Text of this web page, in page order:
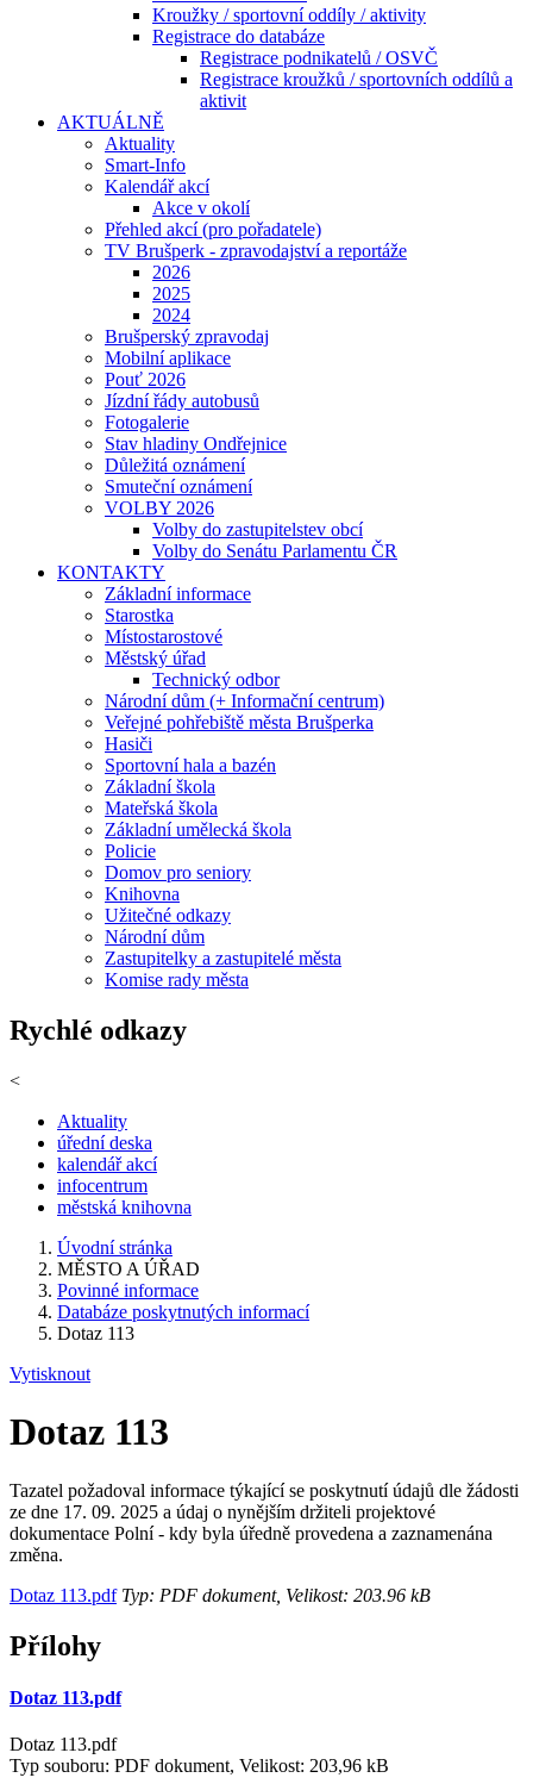
Kroužky / sportovní oddíly / aktivity
Registrace do databáze
Registrace podnikatelů / OSVČ
Registrace kroužků / sportovních oddílů a
aktivit
AKTUÁLNĚ
Aktuality
Smart-Info
Kalendář akcí
Akce v okolí
Přehled akcí (pro pořadatele)
TV Brušperk - zpravodajství a reportáže
2026
2025
2024
Brušperský zpravodaj
Mobilní aplikace
Pouť 2026
Jízdní řády autobusů
Fotogalerie
Stav hladiny Ondřejnice
Důležitá oznámení
Smuteční oznámení
VOLBY 2026
Volby do zastupitelstev obcí
Volby do Senátu Parlamentu ČR
KONTAKTY
Základní informace
Starostka
Místostarostové
Městský úřad
Technický odbor
Národní dům (+ Informační centrum)
Veřejné pohřebiště města Brušperka
Hasiči
Sportovní hala a bazén
Základní škola
Mateřská škola
Základní umělecká škola
Policie
Domov pro seniory
Knihovna
Užitečné odkazy
Národní dům
Zastupitelky a zastupitelé města
Komise rady města
Rychlé odkazy
<
Aktuality
úřední deska
kalendář akcí
infocentrum
městská knihovna
Úvodní stránka
MĚSTO A ÚŘAD
Povinné informace
Databáze poskytnutých informací
Dotaz 113
Vytisknout
Dotaz 113
Tazatel požadoval informace týkající se poskytnutí údajů dle žádosti
ze dne 17. 09. 2025 a údaj o nynějším držiteli projektové
dokumentace Polní - kdy byla úředně provedena a zaznamenána
změna.
Dotaz 113.pdfTyp: PDF dokument, Velikost: 203.96 kB
Přílohy
Dotaz 113.pdf
Dotaz 113.pdf
Typ souboru: PDF dokument, Velikost: 203,96 kB